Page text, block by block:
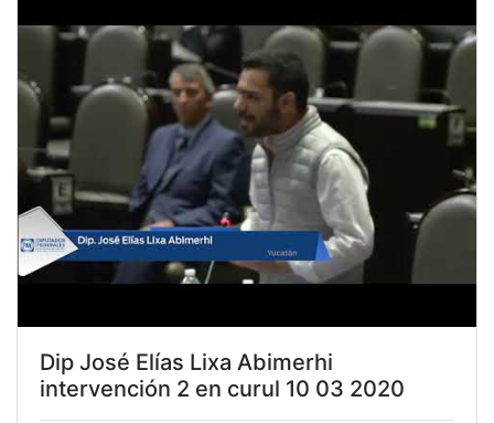
Dip José Elías Lixa Abimerhi
intervención 2 en curul 10 03 2020